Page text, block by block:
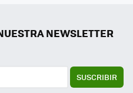
NEWSLETTER
SUSCRIBIR